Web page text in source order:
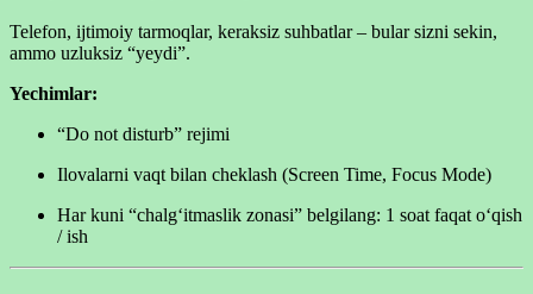
Telefon, ijtimoiy tarmoqlar, keraksiz suhbatlar – bular sizni sekin,
ammo uzluksiz “yeydi”.
Yechimlar:
“Do not disturb” rejimi
Ilovalarni vaqt bilan cheklash (Screen Time, Focus Mode)
Har kuni “chalg‘itmaslik zonasi” belgilang: 1 soat faqat o‘qish
/ ish